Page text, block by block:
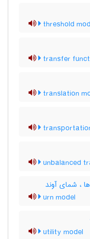
threshold
transfer
translation
unbalanced
، شمای آوند
urn model
utility model